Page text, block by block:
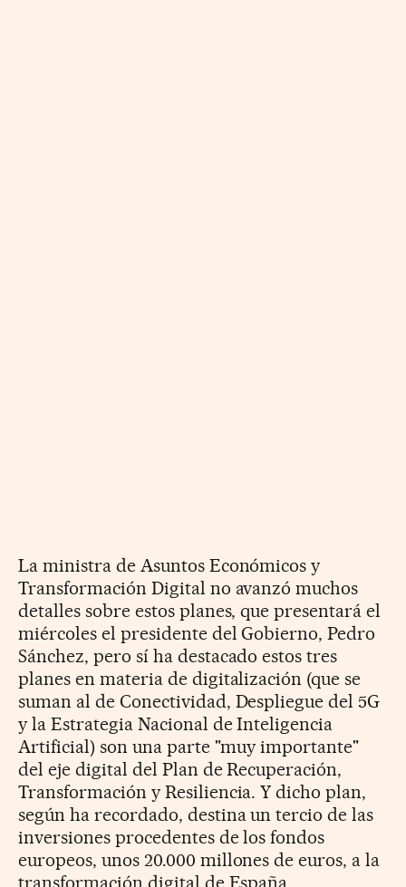
La ministra de Asuntos Económicos y
Transformación Digital no avanzó muchos
detalles sobre estos planes, que presentará el
miércoles el presidente del Gobierno, Pedro
Sánchez, pero sí ha destacado estos tres
planes en materia de digitalización (que se
suman al de Conectividad, Despliegue del 5G
y la Estrategia Nacional de Inteligencia
Artificial) son una parte "muy importante"
del eje digital del Plan de Recuperación,
Transformación y Resiliencia. Y dicho plan,
según ha recordado, destina un tercio de las
inversiones procedentes de los fondos
europeos, unos 20.000 millones de euros, a la
transformación digital de España.